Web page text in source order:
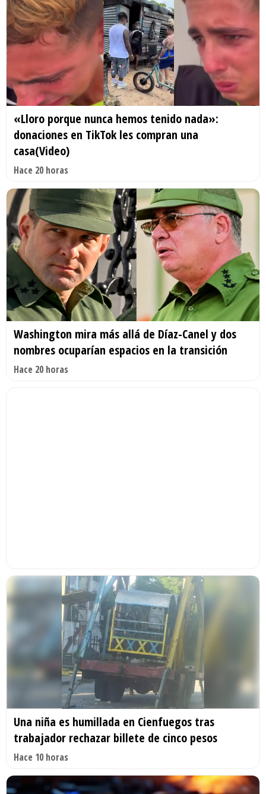
«Lloro porque nunca hemos tenido nada»:
donaciones en TikTok les compran una
casa(Video)
Hace 20 horas
Washington mira más allá de Díaz-Canel y dos
nombres ocuparían espacios en la transición
Hace 20 horas
Una niña es humillada en Cienfuegos tras
trabajador rechazar billete de cinco pesos
Hace 10 horas